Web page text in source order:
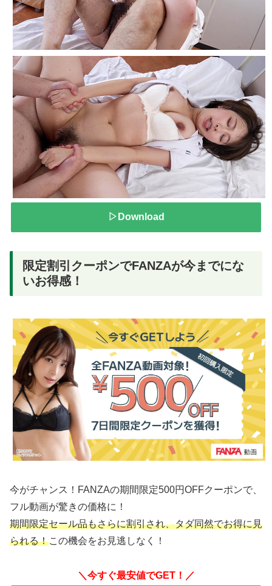
▷Download
限定割引クーポンでFANZAが今までにな
いお得感！
今がチャンス！FANZAの期間限定500円OFFクーポンで、
フル動画が驚きの価格に！
期間限定セール品もさらに割引され、タダ同然でお得に見
られる！この機会をお見逃しなく！
＼今すぐ最安値でGET！／